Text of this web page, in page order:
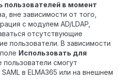
пользователей в момент
вне зависимости от того,
с модулем AD/LDAP,
отсутствующие
пользователи. В зависимости
Использовать для
пользователи смогут
в ELMA365 или на внешнем